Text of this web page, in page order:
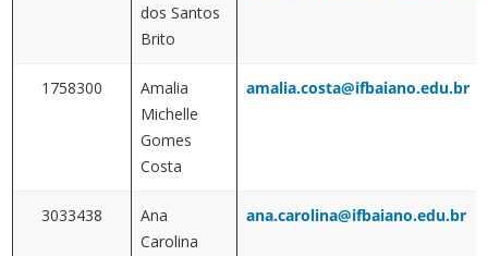
dos Santos
Brito
1758300
Amalia
Michelle
Gomes
Costa
amalia.costa@ifbaiano.edu.br
3033438
Ana
Carolina
ana.carolina@ifbaiano.edu.br